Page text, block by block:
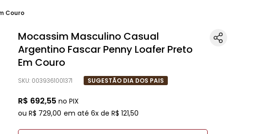
Couro
Mocassim Masculino Casual
Argentino Fascar Penny Loafer Preto
Em Couro
SKU: 0039361001371 SUGESTÃO DIA DOS PAIS
R$ 692,55 no PIX
ou R$ 729,00 em até 6x de R$ 121,50